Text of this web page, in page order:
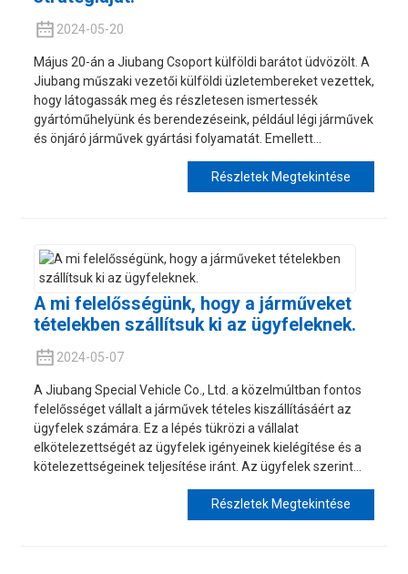
2024-05-20
Május 20-án a Jiubang Csoport külföldi barátot üdvözölt. A
Jiubang műszaki vezetői külföldi üzletembereket vezettek,
hogy látogassák meg és részletesen ismertessék
gyártóműhelyünk és berendezéseink, például légi járművek
és önjáró járművek gyártási folyamatát. Emellett...
Részletek Megtekintése
A mi felelősségünk, hogy a járműveket
tételekben szállítsuk ki az ügyfeleknek.
2024-05-07
A Jiubang Special Vehicle Co., Ltd. a közelmúltban fontos
felelősséget vállalt a járművek tételes kiszállításáért az
ügyfelek számára. Ez a lépés tükrözi a vállalat
elkötelezettségét az ügyfelek igényeinek kielégítése és a
kötelezettségeinek teljesítése iránt. Az ügyfelek szerint...
Részletek Megtekintése